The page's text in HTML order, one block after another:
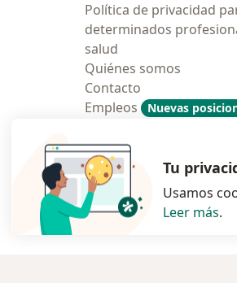
Política de privacidad
determinados
salud
Quiénes somos
Contacto
Empleos
Nuevas
Contratación
Tu
Usamos
Leer más.